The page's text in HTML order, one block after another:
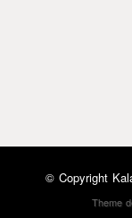
© Copyright
Theme